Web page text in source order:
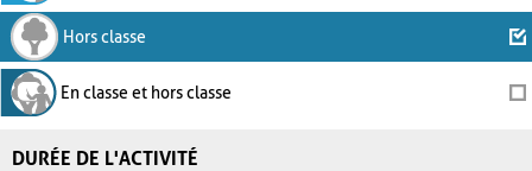
Hors classe
En classe et hors classe
DURÉE DE L'ACTIVITÉ